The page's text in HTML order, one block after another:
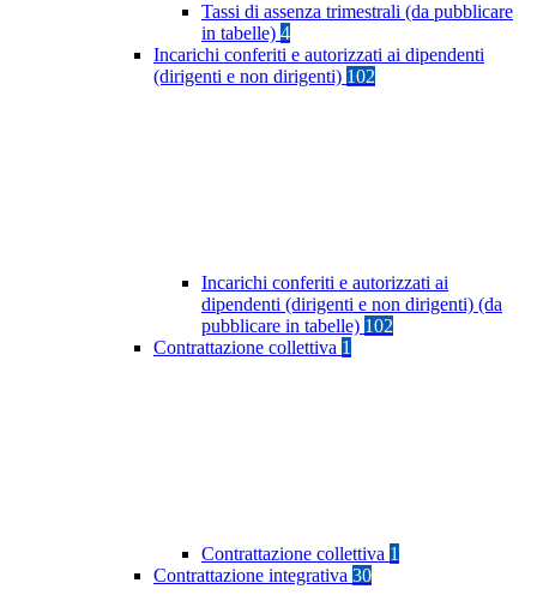
Tassi di assenza trimestrali (da pubblicare
in tabelle) 4
Incarichi conferiti e autorizzati ai dipendenti
(dirigenti e non dirigenti) 102
Incarichi conferiti e autorizzati ai
dipendenti (dirigenti e non dirigenti) (da
pubblicare in tabelle) 102
Contrattazione collettiva 1
Contrattazione collettiva 1
Contrattazione integrativa 30